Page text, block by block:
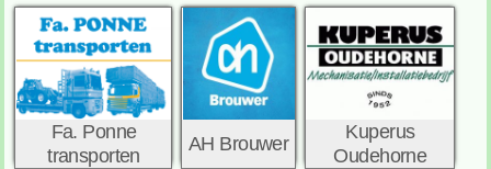
Fa. Ponne
transporten
AH Brouwer
Kuperus
Oudehorne